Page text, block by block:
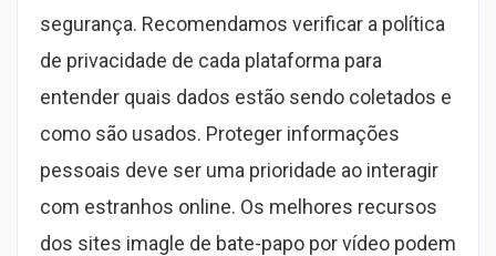
segurança. Recomendamos verificar a política
de privacidade de cada plataforma para
entender quais dados estão sendo coletados e
como são usados. Proteger informações
pessoais deve ser uma prioridade ao interagir
com estranhos online. Os melhores recursos
dos sites imagle de bate-papo por vídeo podem